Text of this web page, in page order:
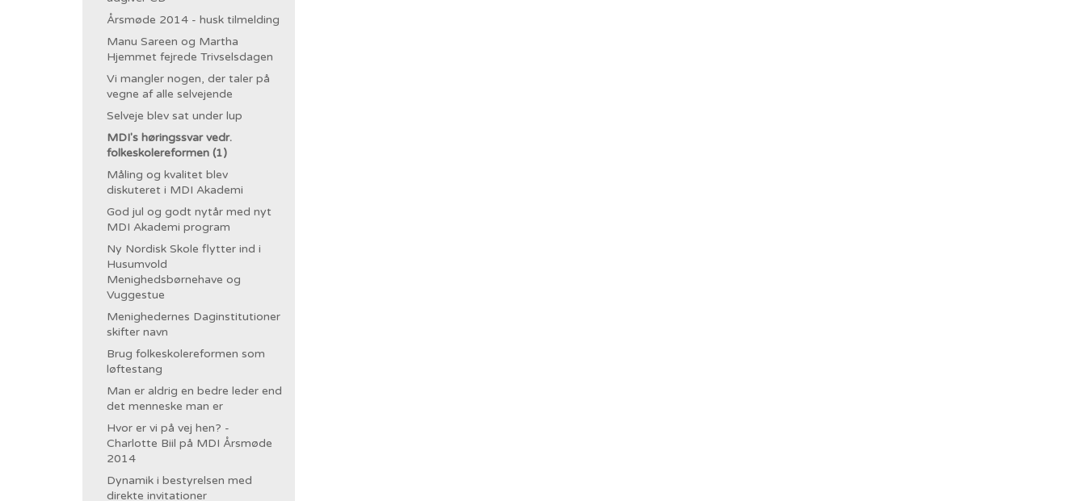
Årsmøde 2014 - husk tilmelding
Manu Sareen og Martha
Hjemmet fejrede Trivselsdagen
Vi mangler nogen, der taler på
vegne af alle selvejende
Selveje blev sat under lup
MDI's høringssvar vedr.
folkeskolereformen (1)
Måling og kvalitet blev
diskuteret i MDI Akademi
God jul og godt nytår med nyt
MDI Akademi program
Ny Nordisk Skole flytter ind i
Husumvold
Menighedsbørnehave og
Vuggestue
Menighedernes Daginstitutioner
skifter navn
Brug folkeskolereformen som
løftestang
Man er aldrig en bedre leder end
det menneske man er
Hvor er vi på vej hen? -
Charlotte Biil på MDI Årsmøde
2014
Dynamik i bestyrelsen med
direkte invitationer